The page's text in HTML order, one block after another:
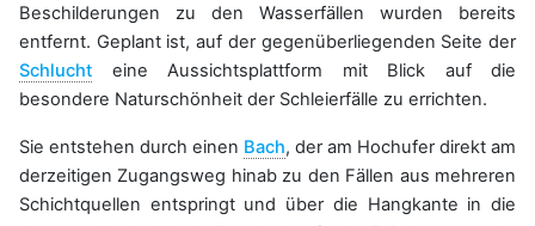
Beschilderungen zu den Wasserfällen wurden bereits
entfernt. Geplant ist, auf der gegenüberliegenden Seite der
Schlucht eine Aussichtsplattform mit Blick auf die
besondere Naturschönheit der Schleierfälle zu errichten.
Sie entstehen durch einen Bach, der am Hochufer direkt am
derzeitigen Zugangsweg hinab zu den Fällen aus mehreren
Schichtquellen entspringt und über die Hangkante in die